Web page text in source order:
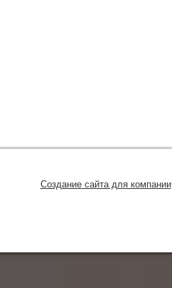
Создание сайта для компании